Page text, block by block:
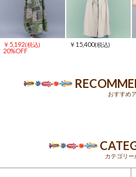
￥5,192(税込)
20%OFF
￥15,400(税込)
おすすめ
カテゴリー